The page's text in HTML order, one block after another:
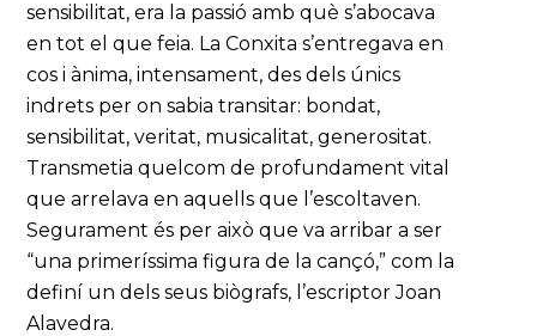
sensibilitat, era la passió amb què s’abocava
en tot el que feia. La Conxita s’entregava en
cos i ànima, intensament, des dels únics
indrets per on sabia transitar: bondat,
sensibilitat, veritat, musicalitat, generositat.
Transmetia quelcom de profundament vital
que arrelava en aquells que l’escoltaven.
Segurament és per això que va arribar a ser
“una primeríssima figura de la cançó,” com la
definí un dels seus biògrafs, l’escriptor Joan
Alavedra.